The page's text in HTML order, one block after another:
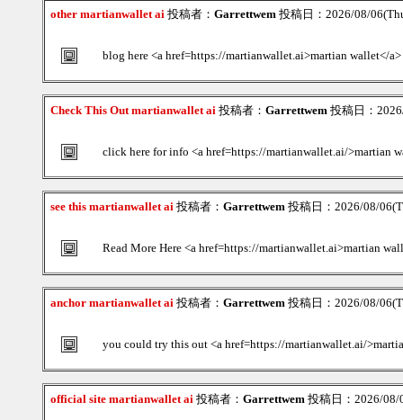
other martianwallet ai 投稿者： Garrettwem 投稿日：2026/08/
blog here <a href=https://martianwallet.ai>martian wallet</a>
Check This Out martianwallet ai 投稿者： Garrettwem 投稿日：
click here for info <a href=https://martianwallet.ai/>martian
see this martianwallet ai 投稿者： Garrettwem 投稿日：2026/08/
Read More Here <a href=https://martianwallet.ai>martian
anchor martianwallet ai 投稿者： Garrettwem 投稿日：2026/08/
you could try this out <a href=https://martianwallet.ai/
official site martianwallet ai 投稿者： Garrettwem 投稿日：2026/